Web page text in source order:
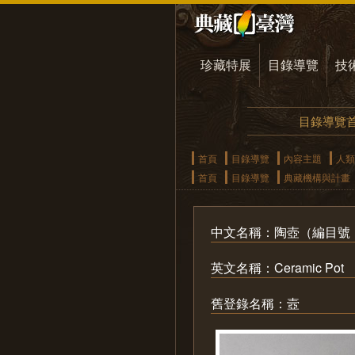
珍藏特展 目錄導覽 技
目錄導覽
首頁 目錄導覽 內容主題
人
首頁
目錄導覽 典藏機構與計畫
中文名稱：陶壺（編目號
英文名稱：Ceramic Pot
舊登錄名稱：壼